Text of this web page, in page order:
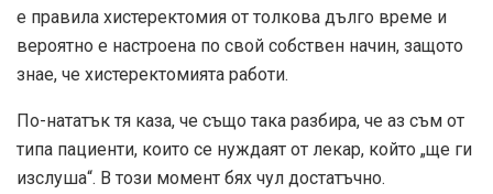
е правила хистеректомия от толкова дълго време и
вероятно е настроена по свой собствен начин, защото
знае, че хистеректомията работи.
По-нататък тя каза, че също така разбира, че аз съм от
типа пациенти, които се нуждаят от лекар, който „ще ги
изслуша“. В този момент бях чул достатъчно.